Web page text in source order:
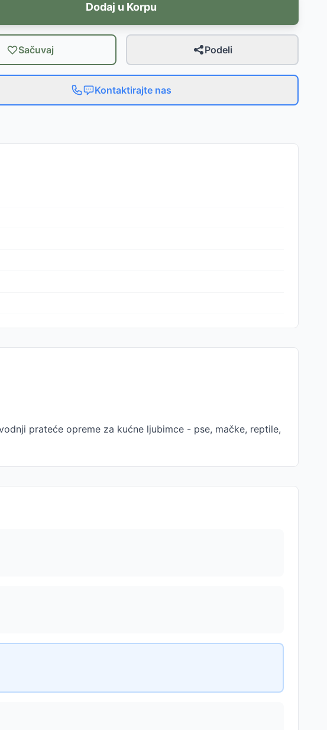
Dodaj u Korpu
Sačuvaj Podeli
Kontaktirajte nas
prateće opreme za kućne ljubimce - pse, mačke, reptile,